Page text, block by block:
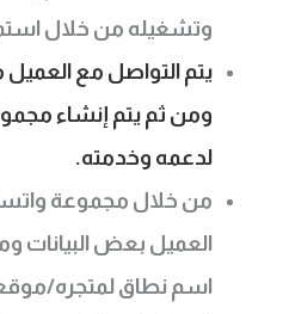
وتشغيله من خلال
يتم التواصل مع العميل
ومن ثم يتم إنشاء
لدعمه وخدمته.
من خلال مجموعة
العميل بعض البيانات
اسم نطاق لمتجره/